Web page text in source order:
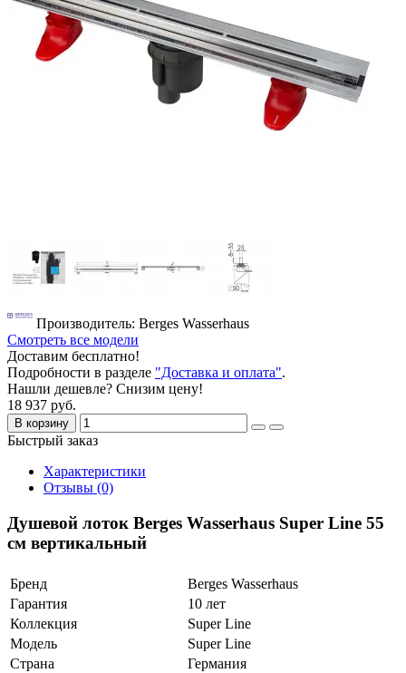
Производитель: Berges Wasserhaus
Смотреть все модели
Доставим бесплатно!
Подробности в разделе "Доставка и оплата".
Нашли дешевле? Снизим цену!
18 937 руб.
В корзину
Быстрый заказ
Характеристики
Отзывы (0)
Душевой лоток Berges Wasserhaus Super Line 55
см вертикальный
Бренд
Berges Wasserhaus
Гарантия
10 лет
Коллекция
Super Line
Модель
Super Line
Страна
Германия